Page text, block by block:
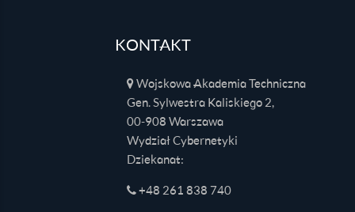
KONTAKT
Wojskowa Akademia Techniczna
Gen. Sylwestra Kaliskiego 2,
00-908 Warszawa
Wydział Cybernetyki
Dziekanat:
+48 261 838 740